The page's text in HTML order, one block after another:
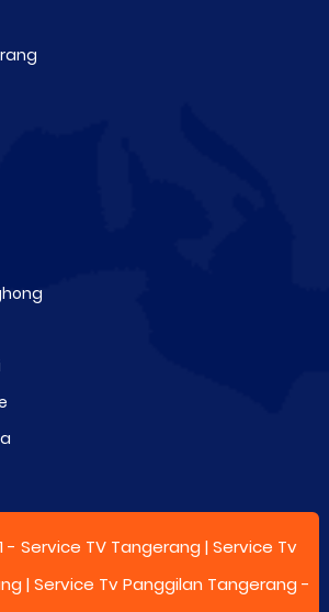
- Service TV Tangerang | Service Tv
| Service Tv Panggilan Tangerang -